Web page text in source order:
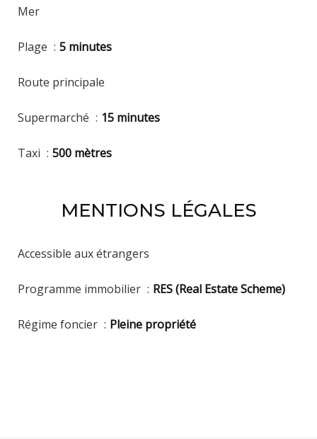
Mer
Plage 5 minutes
Route principale
Supermarché 15 minutes
Taxi 500 mètres
MENTIONS LÉGALES
Accessible aux étrangers
Programme immobilier RES (Real Estate Scheme)
Régime foncier Pleine propriété